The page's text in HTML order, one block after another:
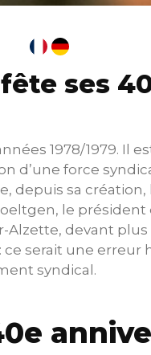
fête ses
1978/1979. Il
d’une force
depuis sa création,
le président
Alzette, devant
serait une erreur
syndical.